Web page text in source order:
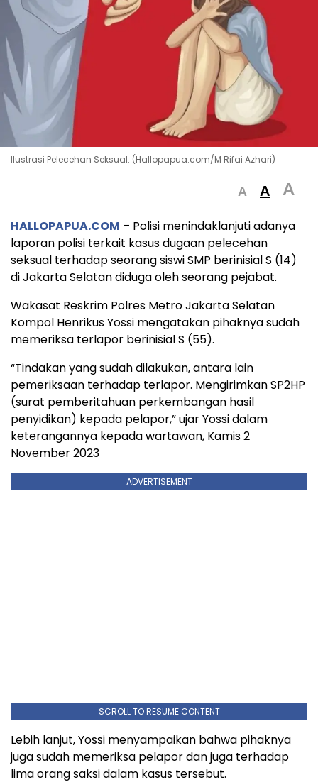
Ilustrasi Pelecehan Seksual. (Hallopapua.com/M Rifai Azhari)
A A A
HALLOPAPUA.COM – Polisi menindaklanjuti adanya
laporan polisi terkait kasus dugaan pelecehan
seksual terhadap seorang siswi SMP berinisial S (14)
di Jakarta Selatan diduga oleh seorang pejabat.
Wakasat Reskrim Polres Metro Jakarta Selatan
Kompol Henrikus Yossi mengatakan pihaknya sudah
memeriksa terlapor berinisial S (55).
“Tindakan yang sudah dilakukan, antara lain
pemeriksaan terhadap terlapor. Mengirimkan SP2HP
(surat pemberitahuan perkembangan hasil
penyidikan) kepada pelapor,” ujar Yossi dalam
keterangannya kepada wartawan, Kamis 2
November 2023
ADVERTISEMENT
SCROLL TO RESUME CONTENT
Lebih lanjut, Yossi menyampaikan bahwa pihaknya
juga sudah memeriksa pelapor dan juga terhadap
lima orang saksi dalam kasus tersebut.